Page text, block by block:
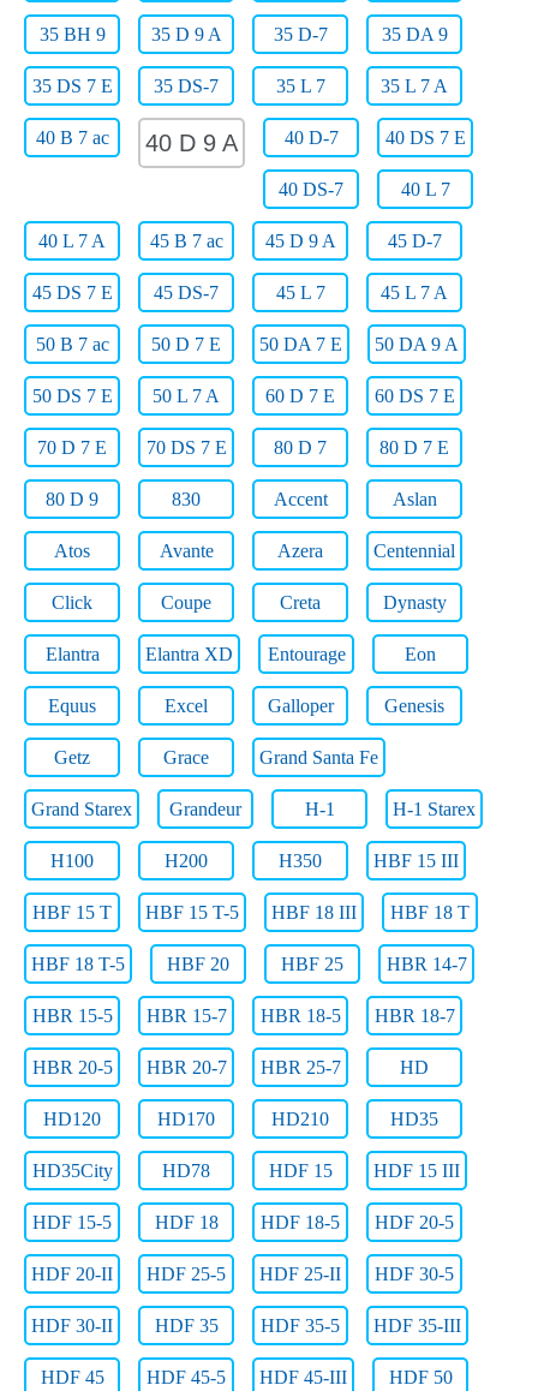
35 BH 9 35 D 9 A 35 D-7 35 DA 9
35 DS 7 E 35 DS-7 35 L 7 35 L 7 A
40 B 7 ac 40 D 9 A 40 D-7 40 DS 7 E
40 DS-7 40 L 7
40 L 7 A 45 B 7 ac 45 D 9 A 45 D-7
45 DS 7 E 45 DS-7 45 L 7 45 L 7 A
50 B 7 ac 50 D 7 E 50 DA 7 E 50 DA 9 A
50 DS 7 E 50 L 7 A 60 D 7 E 60 DS 7 E
70 D 7 E 70 DS 7 E 80 D 7 80 D 7 E
80 D 9 830 Accent Aslan
Atos Avante Azera Centennial
Click Coupe Creta Dynasty
Elantra Elantra XD Entourage Eon
Equus Excel Galloper Genesis
Getz Grace Grand Santa Fe
Grand Starex Grandeur H-1 H-1 Starex
H100 H200 H350 HBF 15 III
HBF 15 T HBF 15 T-5 HBF 18 III HBF 18 T
HBF 18 T-5 HBF 20 HBF 25 HBR 14-7
HBR 15-5 HBR 15-7 HBR 18-5 HBR 18-7
HBR 20-5 HBR 20-7 HBR 25-7 HD
HD120 HD170 HD210 HD35
HD35City HD78 HDF 15 HDF 15 III
HDF 15-5 HDF 18 HDF 18-5 HDF 20-5
HDF 20-II HDF 25-5 HDF 25-II HDF 30-5
HDF 30-II HDF 35 HDF 35-5 HDF 35-III
HDF 45 HDF 45-5 HDF 45-III HDF 50